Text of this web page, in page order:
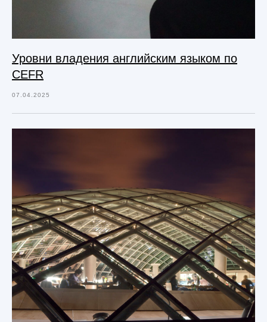
Уровни владения английским языком по
CEFR
07.04.2025